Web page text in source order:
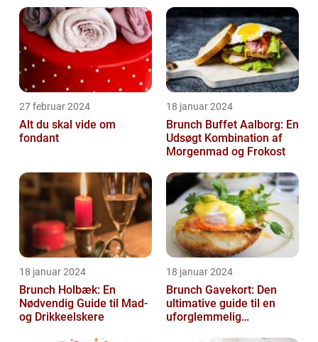
27 februar 2024
Alt du skal vide om
fondant
18 januar 2024
Brunch Buffet Aalborg: En
Udsøgt Kombination af
Morgenmad og Frokost
18 januar 2024
Brunch Holbæk: En
Nødvendig Guide til Mad-
og Drikkeelskere
18 januar 2024
Brunch Gavekort: Den
ultimative guide til en
uforglemmelig